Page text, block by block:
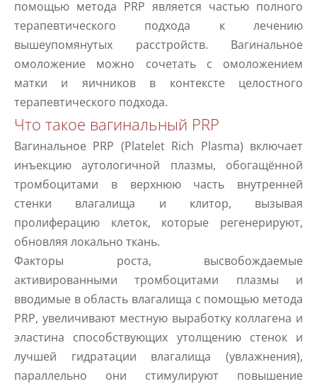
помощью метода PRP является частью полного
терапевтического подхода к лечению
вышеупомянутых расстройств. Вагинальное
омоложение можно сочетать с омоложением
матки и яичников в контексте целостного
терапевтического подхода.
Что такое вагинальный PRP
Вагинальное PRP (Platelet Rich Plasma) включает
инъекцию аутологичной плазмы, обогащённой
тромбоцитами в верхнюю часть внутренней
стенки влагалища и клитор, вызывая
пролиферацию клеток, которые регенерируют,
обновляя локально ткань.
Факторы роста, высвобождаемые
активированными тромбоцитами плазмы и
вводимые в область влагалища с помощью метода
PRP, увеличивают местную выработку коллагена и
эластина способствующих утолщению стенок и
лучшей гидратации влагалища (увлажнения),
параллельно они стимулируют повышение